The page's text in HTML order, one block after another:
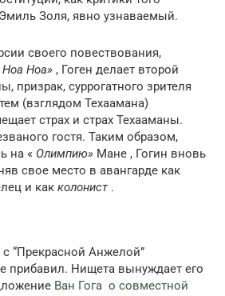
Золя, явно узнаваемый.
своего повествования,
Ноа Ноа» , Гоген делает второй
призрак, суррогатного зрителя
(взглядом Техаамана)
страх и страх Техааманы.
гостя. Таким образом,
на « Олимпию» Мане , Гогин вновь
свое место в авангарде как
и как колонист.
“Прекрасной Анжелой”
прибавил. Нищета вынуждает его
Ван Гога о совместной